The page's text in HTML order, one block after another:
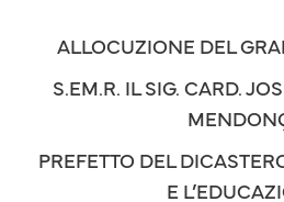
ALLOCUZIONE DEL
S.EM.R. IL SIG. CARD.
PREFETTO DEL
E